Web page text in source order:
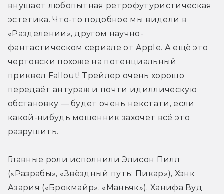
внушает любопытная ретрофутуристическая
эстетика. Что-то подобное мы видели в
«Разделении», другом научно-
фантастическом сериале от Apple. А ещё это
чертовски похоже на потенциальный
приквел Fallout! Трейлер очень хорошо
передаёт антураж и почти идиллическую
обстановку — будет очень некстати, если
какой-нибудь мошенник захочет всё это
разрушить.
Главные роли исполнили Элисон Пилл
(«Разрабы», «Звёздный путь: Пикар»), Хэнк
Азария («Брокмайр», «Маньяк»), Ханифа Вуд